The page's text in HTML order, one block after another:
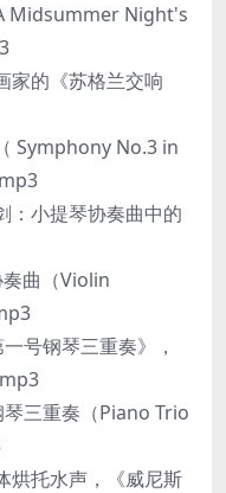
Midsummer Night's
的《苏格兰交响
Symphony No.3 in
小提琴协奏曲中的
曲（Violin
号钢琴三重奏》，
三重奏（Piano Trio
托水声，《威尼斯